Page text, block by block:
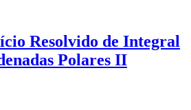
Resolvido de Integral
Polares II